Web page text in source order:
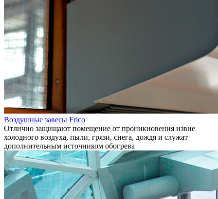
Воздушные завесы Frico
Отлично защищают помещение от проникновения извне
холодного воздуха, пыли, грязи, снега, дождя и служат
дополнительным источником обогрева